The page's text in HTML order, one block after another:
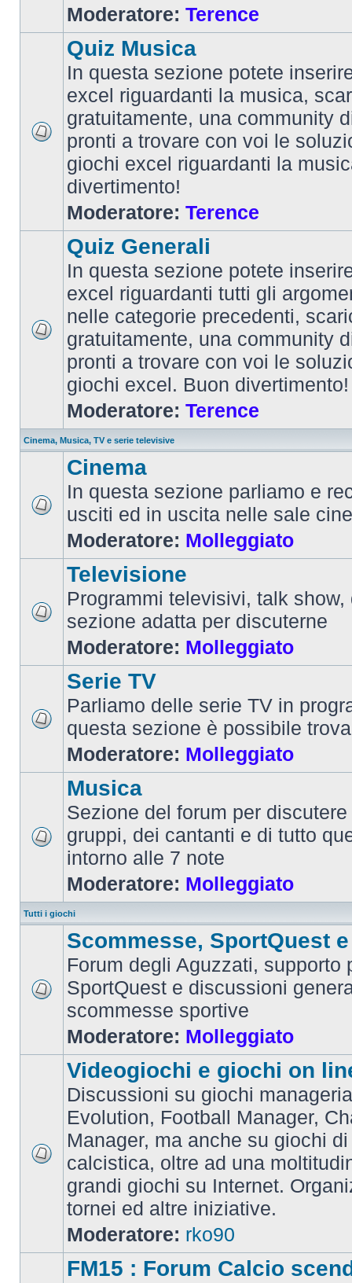
Moderatore: Terence
Quiz Musica
In questa sezione potete
excel riguardanti la musica,
gratuitamente, una community
pronti a trovare con voi le
giochi excel riguardanti la
divertimento!
Moderatore: Terence
Quiz Generali
In questa sezione potete
excel riguardanti tutti gli
nelle categorie precedenti,
gratuitamente, una community
pronti a trovare con voi le
giochi excel. Buon divertimento!
Moderatore: Terence
Cinema, Musica, TV e serie televisive
Cinema
In questa sezione parliamo e
usciti ed in uscita nelle sale
Moderatore: Molleggiato
Televisione
Programmi televisivi, talk show,
sezione adatta per discuterne
Moderatore: Molleggiato
Serie TV
Parliamo delle serie TV in
questa sezione è possibile
Moderatore: Molleggiato
Musica
Sezione del forum per
gruppi, dei cantanti e di tutto
intorno alle 7 note
Moderatore: Molleggiato
Tutti i giochi
Scommesse, SportQuest
Forum degli Aguzzati, supporto
SportQuest e discussioni
scommesse sportive
Moderatore: Molleggiato
Videogiochi e giochi on
Discussioni su giochi
Evolution, Football Manager,
Manager, ma anche su giochi
calcistica, oltre ad una
grandi giochi su Internet.
tornei ed altre iniziative.
Moderatore: rko90
FM15 : Forum Calcio